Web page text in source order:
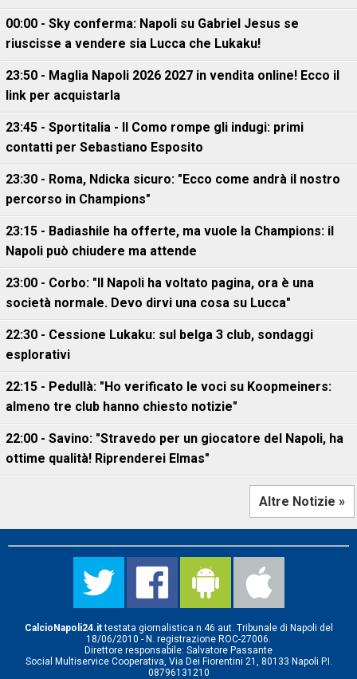
00:00 - Sky conferma: Napoli su Gabriel Jesus se
riuscisse a vendere sia Lucca che Lukaku!
23:50 - Maglia Napoli 2026 2027 in vendita online! Ecco il
link per acquistarla
23:45 - Sportitalia - Il Como rompe gli indugi: primi
contatti per Sebastiano Esposito
23:30 - Roma, Ndicka sicuro: "Ecco come andrà il nostro
percorso in Champions"
23:15 - Badiashile ha offerte, ma vuole la Champions: il
Napoli può chiudere ma attende
23:00 - Corbo: "Il Napoli ha voltato pagina, ora è una
società normale. Devo dirvi una cosa su Lucca"
22:30 - Cessione Lukaku: sul belga 3 club, sondaggi
esplorativi
22:15 - Pedullà: "Ho verificato le voci su Koopmeiners:
almeno tre club hanno chiesto notizie"
22:00 - Savino: "Stravedo per un giocatore del Napoli, ha
ottime qualità! Riprenderei Elmas"
Altre Notizie »
CalcioNapoli24.ittestata giornalistica n.46 aut. Tribunale di Napoli del
18/06/2010 - N. registrazione ROC-27006.
Direttore responsabile: Salvatore Passante
Social Multiservice Cooperativa, Via Dei Fiorentini 21, 80133 Napoli P.I.
08796131210